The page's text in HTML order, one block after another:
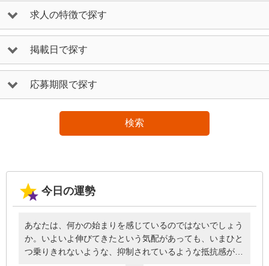
求人の特徴で探す
掲載日で探す
応募期限で探す
検索
今日の運勢
あなたは、何かの始まりを感じているのではないでしょう
か。いよいよ伸びてきたという気配があっても、いまひと
つ乗りきれないような、抑制されているような抵抗感があ